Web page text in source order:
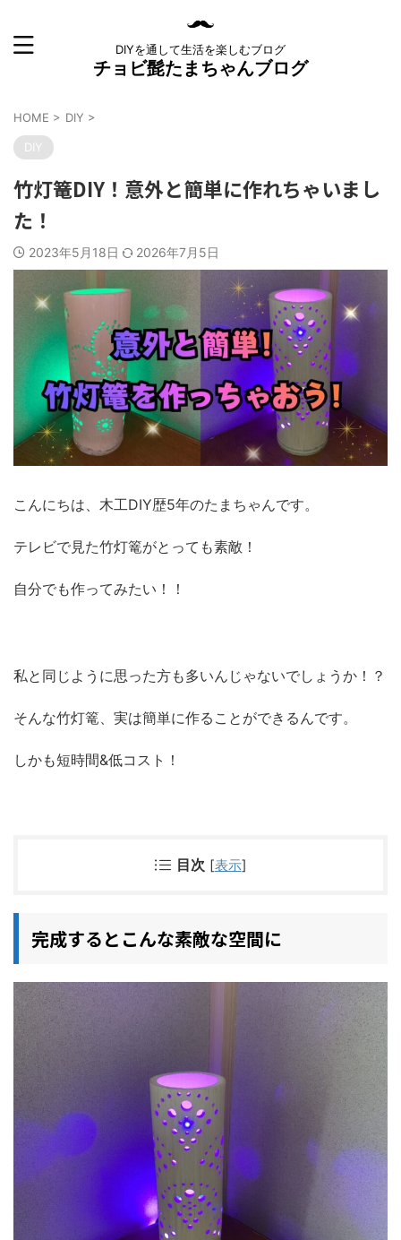
DIYを通して生活を楽しむブログ
チョビ髭たまちゃんブログ
HOME > DIY >
DIY
竹灯篭DIY！意外と簡単に作れちゃいまし
た！
2023年5月18日 2026年7月5日
こんにちは、木工DIY歴5年のたまちゃんです。
テレビで見た竹灯篭がとっても素敵！
自分でも作ってみたい！！
私と同じように思った方も多いんじゃないでしょうか！？
そんな竹灯篭、実は簡単に作ることができるんです。
しかも短時間&低コスト！
目次 [表示]
完成するとこんな素敵な空間に